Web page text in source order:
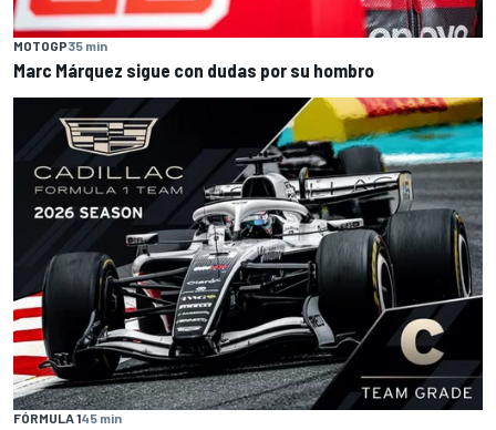
MOTOGP35 min
Marc Márquez sigue con dudas por su hombro
FÓRMULA 145 min